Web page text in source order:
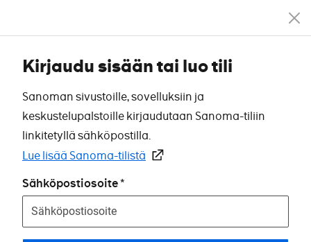
Kirjaudu sisään tai luo tili
Sanoman sivustoille, sovelluksiin ja
keskustelupalstoille kirjaudutaan Sanoma-tiliin
linkitetyllä sähköpostilla.
Lue lisää Sanoma-tilistä
Sähköpostiosoite